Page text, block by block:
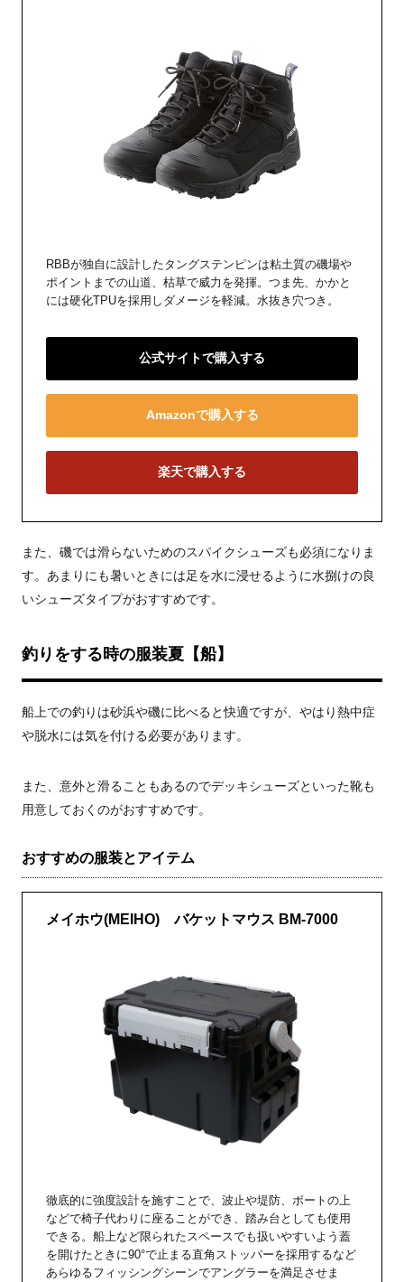
RBBが独自に設計したタングステンピンは粘土質の磯場や
ポイントまでの山道、枯草で威力を発揮。つま先、かかと
には硬化TPUを採用しダメージを軽減。水抜き穴つき。
公式サイトで購入する
Amazonで購入する
楽天で購入する
また、磯では滑らないためのスパイクシューズも必須になりま
す。あまりにも暑いときには足を水に浸せるように水捌けの良
いシューズタイプがおすすめです。
釣りをする時の服装夏【船】
船上での釣りは砂浜や磯に比べると快適ですが、やはり熱中症
や脱水には気を付ける必要があります。
また、意外と滑ることもあるのでデッキシューズといった靴も
用意しておくのがおすすめです。
おすすめの服装とアイテム
メイホウ(MEIHO) バケットマウス BM-7000
徹底的に強度設計を施すことで、波止や堤防、ボートの上
などで椅子代わりに座ることができ、踏み台としても使用
できる。船上など限られたスペースでも扱いやすいよう蓋
を開けたときに90°で止まる直角ストッパーを採用するなど
あらゆるフィッシングシーンでアングラーを満足させま